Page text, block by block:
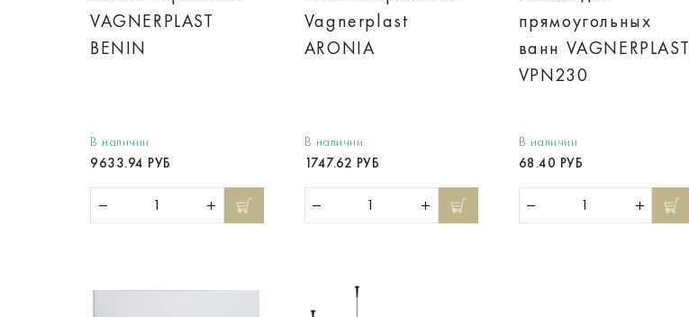
VAGNERPLAST
BENIN
В наличии
9633.94 РУБ
Vagnerplast
ARONIA
В наличии
1747.62 РУБ
прямоугольных
ванн VAGNERPLAST
VPN230
В наличии
68.40 РУБ